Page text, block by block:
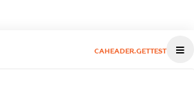
CAHEADER.GETTEST